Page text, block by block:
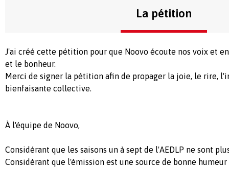
La pétition
J'ai créé cette pétition pour que Noovo écoute nos voix et
et le bonheur.
Merci de signer la pétition afin de propager la joie, le rire,
bienfaisante collective.
À l'équipe de Noovo,
Considérant que les saisons un à sept de l'AEDLP ne sont
Considérant que l'émission est une source de bonne